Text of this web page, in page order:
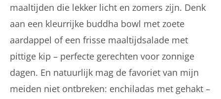
maaltijden die lekker licht en zomers zijn. Denk
aan een kleurrijke buddha bowl met zoete
aardappel of een frisse maaltijdsalade met
pittige kip – perfecte gerechten voor zonnige
dagen. En natuurlijk mag de favoriet van mijn
meiden niet ontbreken: enchiladas met gehakt –